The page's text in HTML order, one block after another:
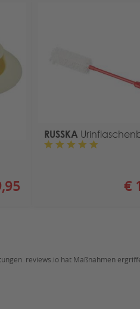
RUSSKA
€
reviews.io hat Maßnahmen